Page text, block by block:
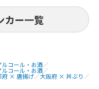
カー一覧
コール・お酒／
コール・お酒／
府 × 唐揚げ／大阪府 × 丼ぶり ／